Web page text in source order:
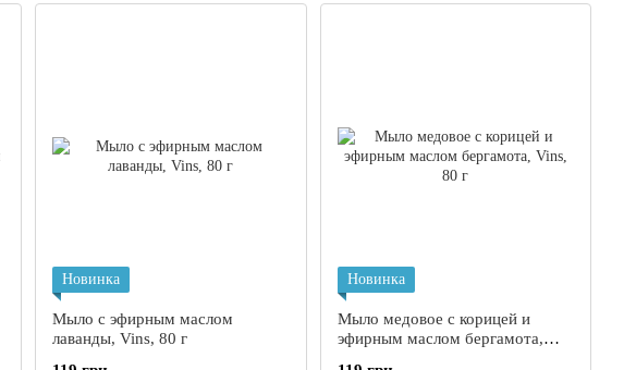
Новинка
Мыло с эфирным маслом
лаванды, Vins, 80 г
Новинка
Мыло медовое с корицей и
эфирным маслом бергамота,